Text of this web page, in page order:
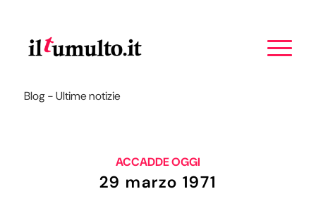
Blog - Ultime notizie
ACCADDE OGGI
29 marzo 1971